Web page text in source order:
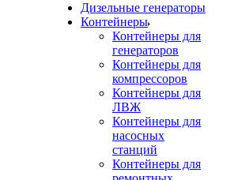
Дизельные генераторы
Контейнеры
Контейнеры для
генераторов
Контейнеры для
компрессоров
Контейнеры для
ЛВЖ
Контейнеры для
насосных
станций
Контейнеры для